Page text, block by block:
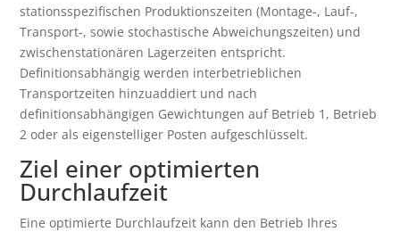
stationsspezifischen Produktionszeiten (Montage-, Lauf-,
Transport-, sowie stochastische Abweichungszeiten) und
zwischenstationären Lagerzeiten entspricht.
Definitionsabhängig werden interbetrieblichen
Transportzeiten hinzuaddiert und nach
definitionsabhängigen Gewichtungen auf Betrieb 1, Betrieb
2 oder als eigenstelliger Posten aufgeschlüsselt.
Ziel einer optimierten
Durchlaufzeit
Eine optimierte Durchlaufzeit kann den Betrieb Ihres